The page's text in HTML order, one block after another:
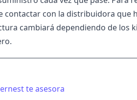
contactar con la distribuidora que
cambiará dependiendo de los
te asesora